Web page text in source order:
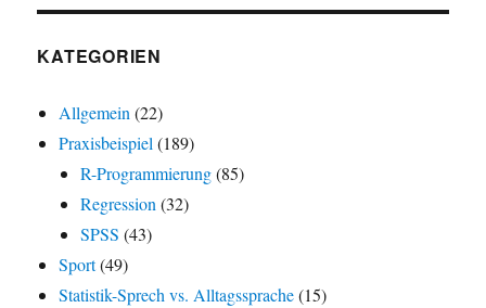
KATEGORIEN
Allgemein (22)
Praxisbeispiel (189)
R-Programmierung(85)
Regression (32)
SPSS (43)
Sport(49)
Statistik-Sprech vs. Alltagssprache(15)